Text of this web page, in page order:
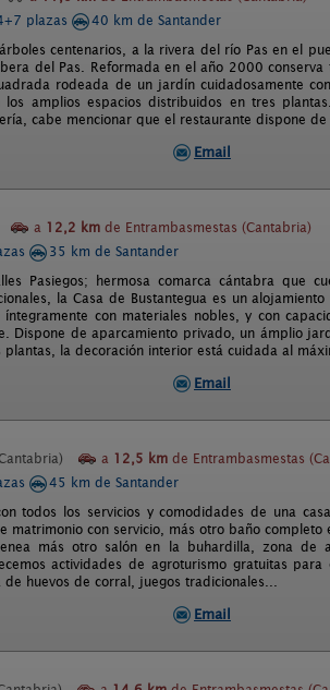
plazas
40 km de Santander
centenarios, a la rivera del río Pas en el
del Pas. Reformada en el año 2000
rodeada de un jardín cuidadosamente
amplios espacios distribuidos en tres
cabe mencionar que el restaurante dispone
Email
a 12,2 km de Entrambasmestas (Cantabria)
35 km de Santander
Pasiegos; hermosa comarca cántabra que
la Casa de Bustantegua es un
íntegramente con materiales nobles, y con
Dispone de aparcamiento privado, un ámplio
la decoración interior está cuidada al
Email
a 12,5 km de Entrambasmestas
45 km de Santander
todos los servicios y comodidades de una
matrimonio con servicio, más otro baño
más otro salón en la buhardilla, zona de
actividades de agroturismo gratuitas
huevos de corral, juegos tradicionales...
Email